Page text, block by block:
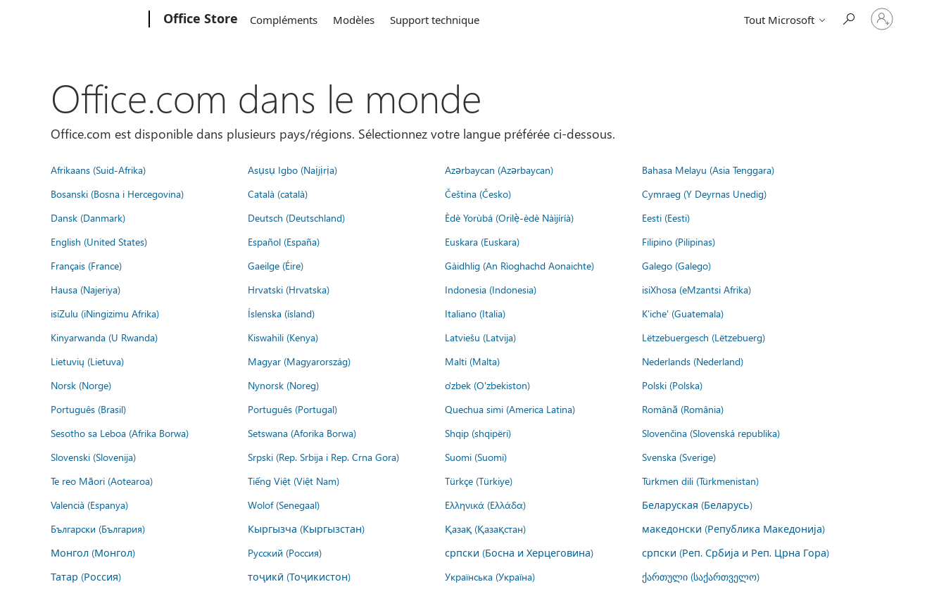
Office Store Compléments Modèles Support technique Tout Microsoft
Connectez-
vous
Office.com dans le monde
Office.com est disponible dans plusieurs pays/régions. Sélectionnez votre langue préférée ci-dessous.
Afrikaans (Suid-Afrika) Asụsụ Igbo (Naịjịrịa) Azərbaycan (Azərbaycan)
Bahasa Melayu (Asia Tenggara)
Bosanski (Bosna i Hercegovina)
Català (català) Čeština (Česko)
Cymraeg (Y Deyrnas Unedig)
Dansk (Danmark)
Deutsch (Deutschland) Èdè Yorùbá (Orilẹ̀-èdè Nàìjíríà)
Eesti (Eesti)
English (United States)
Español (España) Euskara (Euskara)
Filipino (Pilipinas)
Français (France)
Gaeilge (Éire) Gàidhlig (An Rìoghachd Aonaichte)
Galego (Galego)
Hausa (Najeriya)
Hrvatski (Hrvatska) Indonesia (Indonesia)
isiXhosa (eMzantsi Afrika)
isiZulu (iNingizimu Afrika)
Íslenska (ísland) Italiano (Italia)
K'iche' (Guatemala)
Kinyarwanda (U Rwanda)
Kiswahili (Kenya) Latviešu (Latvija)
Lëtzebuergesch (Lëtzebuerg)
Lietuvių (Lietuva)
Magyar (Magyarország) Malti (Malta)
Nederlands (Nederland)
Norsk (Norge)
Nynorsk (Noreg) o'zbek (O'zbekiston)
Polski (Polska)
Português (Brasil)
Português (Portugal) Quechua simi (America Latina)
Română (România)
Sesotho sa Leboa (Afrika Borwa)
Setswana (Aforika Borwa) Shqip (shqipëri)
Slovenčina (Slovenská republika)
Slovenski (Slovenija)
Srpski (Rep. Srbija i Rep. Crna Gora) Suomi (Suomi)
Svenska (Sverige)
Te reo Māori (Aotearoa)
Tiếng Việt (Việt Nam) Türkçe (Türkiye)
Türkmen dili (Türkmenistan)
Valencià (Espanya)
Wolof (Senegaal) Ελληνικά (Ελλάδα)
Беларуская (Беларусь)
Български (България)
Кыргызча (Кыргызстан) Қазақ (Қазақстан)
македонски (Република Македонија)
Монгол (Монгол)
Русский (Россия) српски (Босна и Херцеговина)
српски (Реп. Србија и Реп. Црна Гора)
Татар (Россия)
тоҷикӣ (Тоҷикистон) Українська (Україна)
ქართული (საქართველო)